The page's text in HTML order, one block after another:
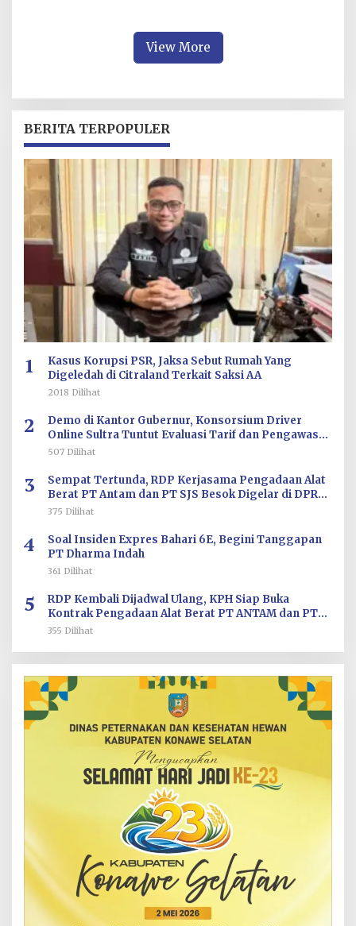
View More
BERITA TERPOPULER
1
Kasus Korupsi PSR, Jaksa Sebut Rumah Yang
Digeledah di Citraland Terkait Saksi AA
2018 Dilihat
2
Demo di Kantor Gubernur, Konsorsium Driver
Online Sultra Tuntut Evaluasi Tarif dan Pengawasan
Aplikasi
507 Dilihat
3
Sempat Tertunda, RDP Kerjasama Pengadaan Alat
Berat PT Antam dan PT SJS Besok Digelar di DPRD
Sultra
375 Dilihat
4
Soal Insiden Expres Bahari 6E, Begini Tanggapan
PT Dharma Indah
361 Dilihat
5
RDP Kembali Dijadwal Ulang, KPH Siap Buka
Kontrak Pengadaan Alat Berat PT ANTAM dan PT
SJS
355 Dilihat